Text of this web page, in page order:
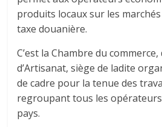
produits locaux sur les
taxe douanière.
C’est la Chambre du
d’Artisanat, siège de ladite
de cadre pour la tenue des
regroupant tous les
pays.